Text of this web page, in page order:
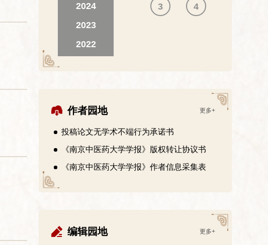
2024
2023
2022
3 4
作者园地 更多+
投稿论文无学术不端行为承诺书
《南京中医药大学学报》版权转让协议书
《南京中医药大学学报》作者信息采集表
编辑园地 更多+